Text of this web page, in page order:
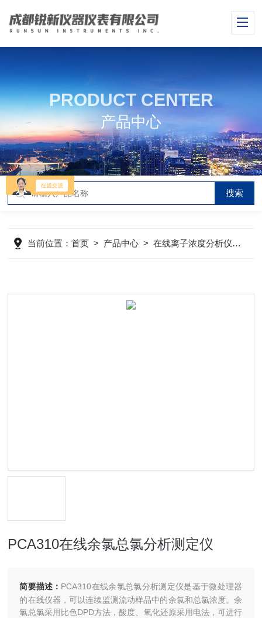
PRODUCT CENTER
产品中心
当前位置：首页 > 产品中心 >在线离子浓度分析仪>
PCA310在线余氯总氯分析测定仪
简要描述： PCA310在线余氯总氯分析测定仪是基于微处理器
的在线仪器，可以连续监测流动样品中的余氯和总氯浓度。余
氯总氯采用比色DPD方法，酸度、氧化还原采用电法，可进行